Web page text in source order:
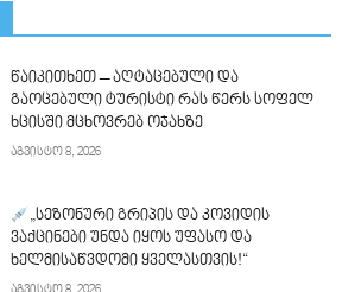
წაიკითხეთ – აღტაცებული და
გაოცებული ტურისტი რას წერს სოფელ
ხცისში მცხოვრებ ოჯახზე
აგვისტო 8, 2026
„სეზონური გრიპის და კოვიდის
ვაქცინები უნდა იყოს უფასო და
ხელმისაწვდომი ყველასთვის!“